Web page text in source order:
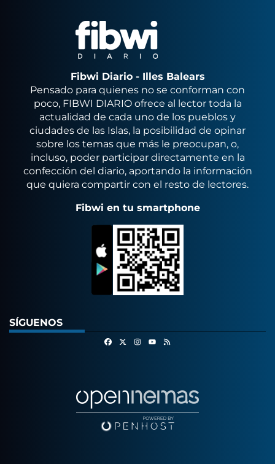
Fibwi Diario - Illes Balears
Pensado para quienes no se conforman con
poco, FIBWI DIARIO ofrece al lector toda la
actualidad de cada uno de los pueblos y
ciudades de las Islas, la posibilidad de opinar
sobre los temas que más le preocupan, o,
incluso, poder participar directamente en la
confección del diario, aportando la información
que quiera compartir con el resto de lectores.
Fibwi en tu smartphone
SÍGUENOS
FacebookInstagram